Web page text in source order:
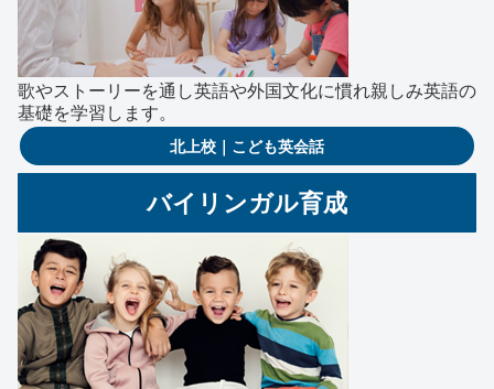
歌やストーリーを通し英語や外国文化に慣れ親しみ英語の
基礎を学習します。
北上校｜こども英会話
バイリンガル育成